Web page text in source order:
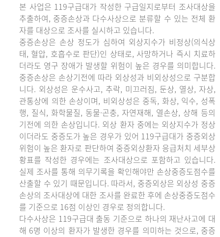
본 사업은 119구급대가 작성한 구급일지로부터 조사대상을
추출하여, 중증손상과 다수사상으로 분류할 수 있는 전체 환
자를 대상으로 조사를 실시하고 있습니다.
중증손상은 손상 정도가 심하여 외상지수가 비정상(의식상
태, 혈압, 호흡수로 판단)인 상태로, 사망하거나 즉시 치료하
더라도 영구 장애가 발생할 위험이 높은 경우를 의미합니다.
중증손상은 손상기전에 따라 외상성과 비외상성으로 구분합
니다. 외상성은 운수사고, 추락, 미끄러짐, 둔상, 열상, 자상,
관통상에 의한 손상이며, 비외상성은 중독, 화상, 익수, 성폭
행, 질식, 화학물질, 동물·곤충, 자연재해, 열손상, 상해 등의
기전에 의한 손상입니다. 외상 환자 중에는 외상지수가 정상
이더라도 중증도가 높은 경우가 있어 119구급대가 중증외상
위험이 높은 환자로 판단하여 중증외상환자 응급처치 세부상
황표를 작성한 경우에는 조사대상으로 포함하고 있습니다.
실제 조사를 통해 의무기록을 확인해야만 손상중증도점수를
산출할 수 있기 때문입니다. 따라서, 중증외상은 외상성 중증
손상의 조사대상에 대한 조사를 완료한 후에 손상중증도점수
를 기준으로 16점 이상인 경우로 정의합니다.
다수사상은 119구급대 출동 기준으로 하나의 재난사고에 대
해 6명 이상의 환자가 발생한 경우를 의미하는 것으로, 중증